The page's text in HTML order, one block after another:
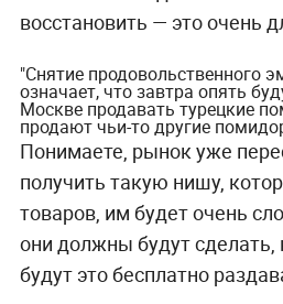
восстановить — это очень
"Снятие продовольственного
означает, что завтра опять
Москве продавать турецкие
продают чьи-то другие
Понимаете, рынок уже
получить такую нишу,
товаров, им будет очень
они должны будут
будут это бесплатно